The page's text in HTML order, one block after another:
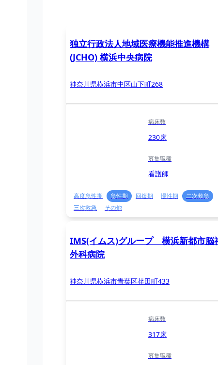
独立行政法人地域医療機能推進機構
(JCHO) 横浜中央病院
神奈川県横浜市中区山下町268
病床数
230床
募集職種
看護師
高度急性期 急性期 回復期 慢性期
二次救急
三次救急
その他
IMS(イムス)グループ 横浜新都市脳
外科病院
神奈川県横浜市青葉区荏田町433
病床数
317床
募集職種